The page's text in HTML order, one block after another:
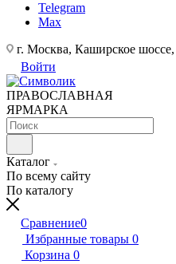
Telegram
Max
г. Москва, Каширское шоссе,
Войти
ПРАВОСЛАВНАЯ
ЯРМАРКА
Каталог
По всему сайту
По каталогу
Сравнение0
Избранные товары 0
Корзина 0